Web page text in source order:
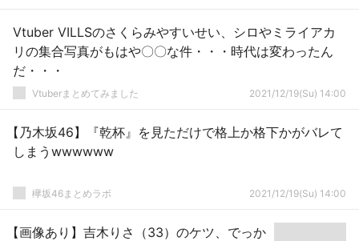
Vtuber VILLSのさくらみやすいせい、シロやミライアカ
リの集合写真がもはや〇〇な件・・・時代は変わったん
だ・・・
Vtuberまとめてみました 2021/12/19(Su) 14:00
【乃木坂46】『乾杯』を見ただけで格上か格下かがバレて
しまうwwwwww
欅坂46まとめラボ 2021/12/19(Su) 14:00
【画像あり】吉木りさ（33）のケツ、でっか